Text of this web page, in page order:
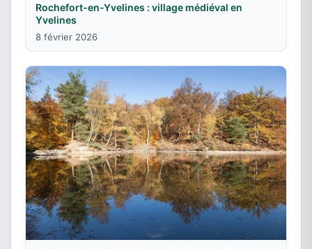
Rochefort-en-Yvelines : village médiéval en
Yvelines
8 février 2026